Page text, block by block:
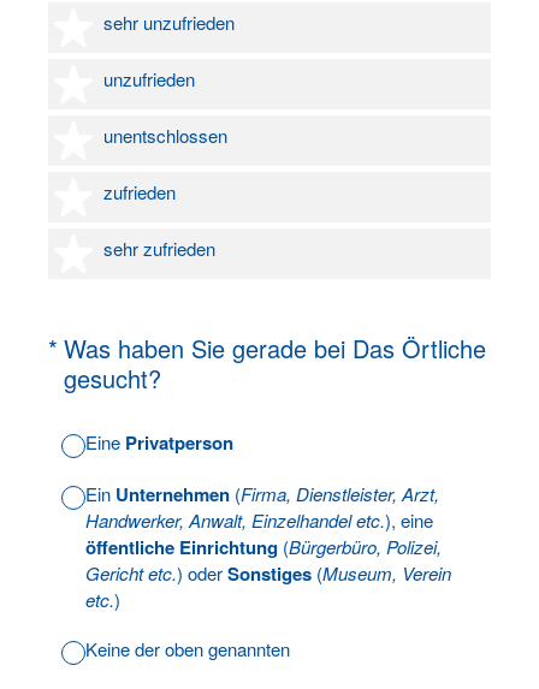
sehr unzufrieden
1 Stern
unzufrieden
2 Sterne
unentschlossen
3 Sterne
zufrieden
4 Sterne
sehr zufrieden
5 Sterne
* Was haben Sie gerade bei Das Örtliche
gesucht?
(Erforderlich.)
Eine Privatperson
Ein Unternehmen (Firma, Dienstleister, Arzt,
Handwerker, Anwalt, Einzelhandel etc.), eine
öffentliche Einrichtung (Bürgerbüro, Polizei,
Gericht etc.) oderSonstiges (Museum, Verein
etc.)
Keine der oben genannten